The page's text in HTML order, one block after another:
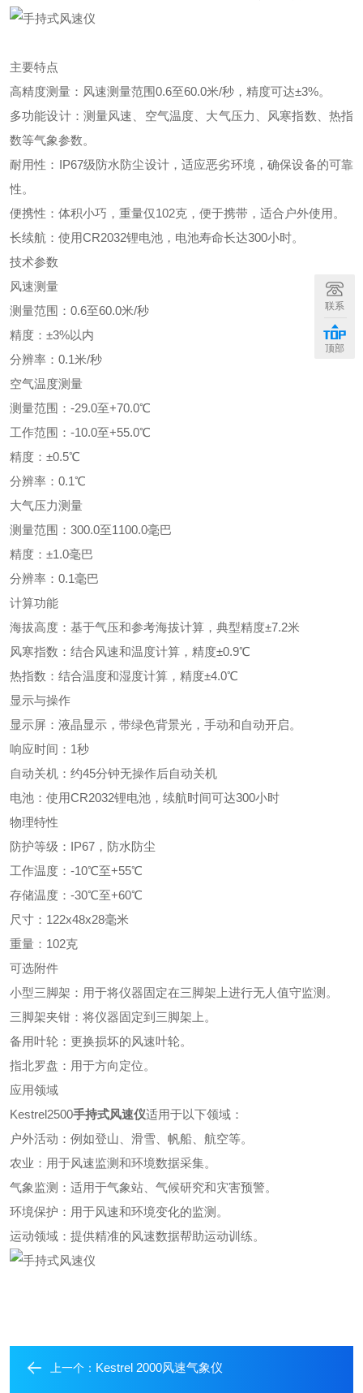
主要特点
高精度测量：风速测量范围0.6至60.0米/秒，精度可达±3%。
多功能设计：测量风速、空气温度、大气压力、风寒指数、热指
数等气象参数。
耐用性：IP67级防水防尘设计，适应恶劣环境，确保设备的可靠
性。
便携性：体积小巧，重量仅102克，便于携带，适合户外使用。
长续航：使用CR2032锂电池，电池寿命长达300小时。
技术参数
风速测量
测量范围：0.6至60.0米/秒
精度：±3%以内
分辨率：0.1米/秒
空气温度测量
测量范围：-29.0至+70.0℃
工作范围：-10.0至+55.0℃
精度：±0.5℃
分辨率：0.1℃
大气压力测量
测量范围：300.0至1100.0毫巴
精度：±1.0毫巴
分辨率：0.1毫巴
计算功能
海拔高度：基于气压和参考海拔计算，典型精度±7.2米
风寒指数：结合风速和温度计算，精度±0.9℃
热指数：结合温度和湿度计算，精度±4.0℃
显示与操作
显示屏：液晶显示，带绿色背景光，手动和自动开启。
响应时间：1秒
自动关机：约45分钟无操作后自动关机
电池：使用CR2032锂电池，续航时间可达300小时
物理特性
防护等级：IP67，防水防尘
工作温度：-10℃至+55℃
存储温度：-30℃至+60℃
尺寸：122x48x28毫米
重量：102克
可选附件
小型三脚架：用于将仪器固定在三脚架上进行无人值守监测。
三脚架夹钳：将仪器固定到三脚架上。
备用叶轮：更换损坏的风速叶轮。
指北罗盘：用于方向定位。
应用领域
Kestrel2500手持式风速仪适用于以下领域：
户外活动：例如登山、滑雪、帆船、航空等。
农业：用于风速监测和环境数据采集。
气象监测：适用于气象站、气候研究和灾害预警。
环境保护：用于风速和环境变化的监测。
运动领域：提供精准的风速数据帮助运动训练。
上一个： Kestrel 2000风速气象仪
联系
顶部